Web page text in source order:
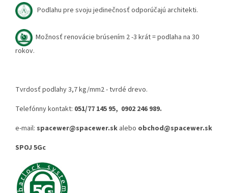
Podlahu pre svoju jedinečnosť odporúčajú architekti.
Možnosť renovácie brúsením 2 -3 krát = podlaha na 30
rokov.
Tvrdosť podlahy 3,7 kg/mm2 - tvrdé drevo.
Telefónny kontakt: 051/77 145 95, 0902 246 989.
e-mail: spacewer@spacewer.sk alebo obchod@spacewer.sk
SPOJ 5Gc